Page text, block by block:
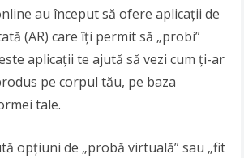
au început să ofere aplicații de
(AR) care îți permit să „probi”
aplicații te ajută să vezi cum ți-ar
pe corpul tău, pe baza
tale.
opțiuni de „probă virtuală” sau „fit